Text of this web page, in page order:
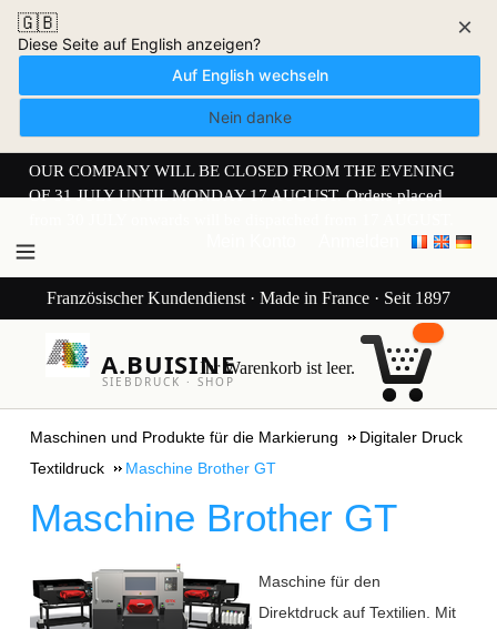
🇬🇧
Diese Seite auf English anzeigen?
Auf English wechseln
Nein danke
×
OUR COMPANY WILL BE CLOSED FROM THE EVENING
OF 31 JULY UNTIL MONDAY 17 AUGUST. Orders placed
Französischer Kundendienst · Made in France · Seit 1897
A.BUISINE
SIEBDRUCK · SHOP
Ihr Warenkorb ist leer.
Maschinen und Produkte für die Markierung
Digitaler Druck
Textildruck
Maschine Brother GT
Maschine Brother GT
Maschine für den
Direktdruck auf Textilien. Mit